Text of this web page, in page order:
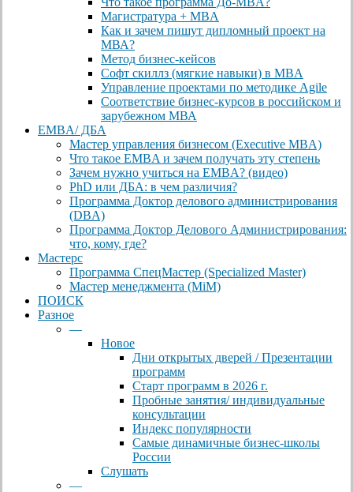
Магистратура + MBA
Как и зачем пишут дипломный проект на
МВА?
Метод бизнес-кейсов
Софт скиллз (мягкие навыки) в MBA
Управление проектами по методике Agile
Соответствие бизнес-курсов в российском и
зарубежном МВА
EMBA/ ДБA
Мастер управления бизнесом (Executive MBA)
Что такое EMBA и зачем получать эту степень
Зачем нужно учиться на EMBA? (видео)
PhD или ДБА: в чем различия?
Программа Доктор делового администрирования
(DBА)
Программа Доктор Делового Администрирования:
что, кому, где?
Мастерс
Программа СпецМастер (Specialized Master)
Мастер менеджмента (MiM)
ПОИСК
Разное
—
Новое
Дни открытых дверей / Презентации
программ
Старт программ в 2026 г.
Пробные занятия/ индивидуальные
консультации
Индекс популярности
Самые динамичные бизнес-школы
России
Слушать
—